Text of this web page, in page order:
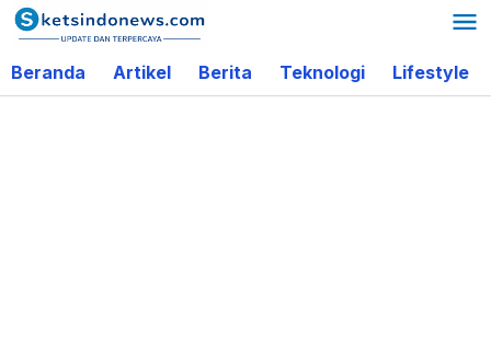
Lewati
ke
konten
Beranda Artikel Berita Teknologi Lifestyle